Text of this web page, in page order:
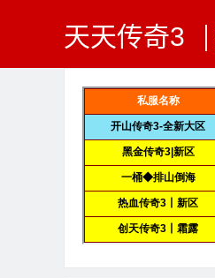
天天传奇3